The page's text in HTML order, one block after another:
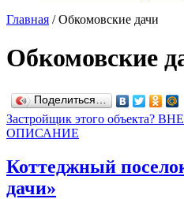
Главная /Обкомовские дачи
Обкомовские
Поделиться…
Застройщик этого объекта?
ОПИСАНИЕ
Коттеджный
дачи»